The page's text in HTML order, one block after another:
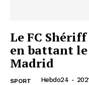
Le FC
en battant le
Madrid
SPORT Hebdo24 -